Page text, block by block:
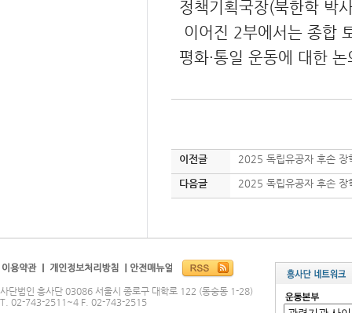
정책기획국장(북한학 박
이어진 2부에서는 종합
평화·통일 운동에 대한
이전글 2025 독립유공자 후손 장
다음글 2025 독립유공자 후손 장
사단법인 흥사단 03086 서울시 종로구 대학로 122 (동숭동 1-28)
T. 02-743-2511~4 F. 02-743-2515